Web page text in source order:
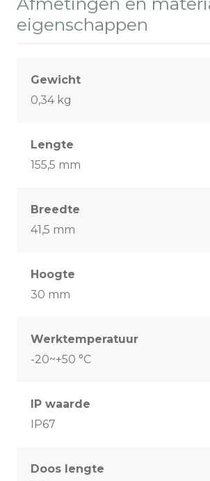
eigenschappen
Gewicht
0,34 kg
Lengte
155,5 mm
Breedte
41,5 mm
Hoogte
30 mm
Werktemperatuur
-20~+50 °C
IP waarde
IP67
Doos lengte